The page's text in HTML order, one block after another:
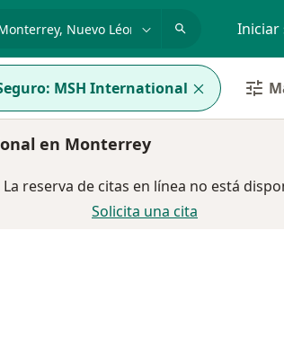
Iniciar
MSH International
en Monterrey
La reserva de citas en línea no está
Solicita una cita